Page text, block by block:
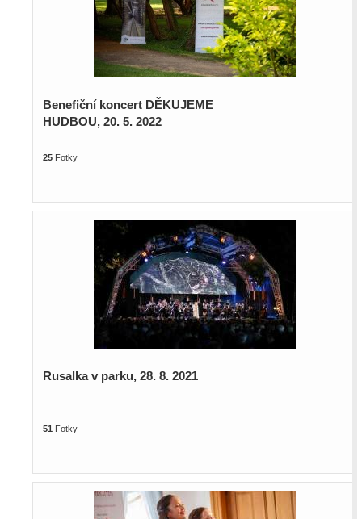
Benefiční koncert DĚKUJEME
HUDBOU, 20. 5. 2022
25Fotky
Rusalka v parku, 28. 8. 2021
51 Fotky